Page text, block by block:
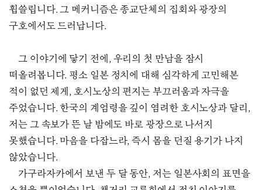
휩쓸립니다. 그 메커니즘은 종교단체의 집회와 광장의
구호에서도 드러납니다.
그 이야기에 닿기 전에, 우리의 첫 만남을 잠시
떠올려봅니다. 평소 일본 정치에 대해 심각하게 고민해본
적이 없던 제게, 호시노상의 편지는 부끄러움과 자극을
주었습니다. 한국의 계엄령을 깊이 염려한 호시노상과 달리,
저는 그 속보가 뜬 날 밤에도 바로 광장으로 나서지
못했습니다. 마음을 다잡느라, 즉시 몸을 던질 용기가 나지
않았습니다.
가구라자카에서 보낸 두 달 동안, 저는 일본사회의 표면을